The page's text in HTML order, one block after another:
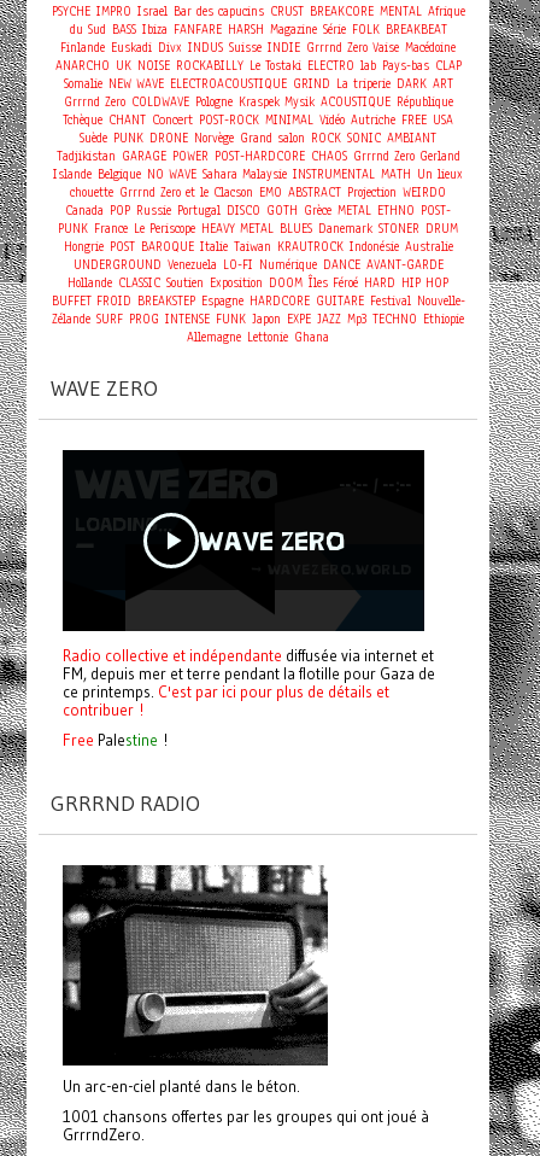
PSYCHE IMPRO Israel Bar des capucins CRUST BREAKCORE MENTAL Afrique
du Sud BASS Ibiza FANFARE HARSH Magazine Série FOLK BREAKBEAT
Finlande Euskadi Divx INDUS Suisse INDIE Grrrnd Zero Vaise Macédoine
ANARCHO UK NOISE ROCKABILLY Le Tostaki ELECTRO lab Pays-bas CLAP
Somalie NEW WAVE ELECTROACOUSTIQUE GRIND La triperie DARK ART
Grrrnd Zero COLDWAVE Pologne Kraspek Mysik ACOUSTIQUE République
Tchèque CHANT Concert POST-ROCK MINIMAL Vidéo Autriche FREE USA
Suède PUNK DRONE Norvège Grand salon ROCK SONIC AMBIANT
Tadjikistan GARAGE POWER POST-HARDCORE CHAOS Grrrnd Zero Gerland
Islande Belgique NO WAVE Sahara Malaysie INSTRUMENTAL MATH Un lieux
chouette Grrrnd Zero et le Clacson EMO ABSTRACT Projection WEIRDO
Canada POP Russie Portugal DISCO GOTH Grèce METAL ETHNO POST-
PUNK France Le Periscope HEAVY METAL BLUES Danemark STONER DRUM
Hongrie POST BAROQUE Italie Taiwan KRAUTROCK Indonésie Australie
UNDERGROUND Venezuela LO-FI Numérique DANCE AVANT-GARDE
Hollande CLASSIC Soutien Exposition DOOM Îles Féroé HARD HIP HOP
BUFFET FROID BREAKSTEP Espagne HARDCORE GUITARE Festival Nouvelle-
Zélande SURF PROG INTENSE FUNK Japon EXPE JAZZ Mp3 TECHNO Ethiopie
Allemagne Lettonie Ghana
WAVE ZERO
Radio collective et indépendante diffusée via internet et
FM, depuis mer et terre pendant la flotille pour Gaza de
ce printemps. C'est par ici pour plus de détails et
contribuer !
Free Palestine !
GRRRND RADIO
Un arc-en-ciel planté dans le béton.
1001 chansons offertes par les groupes qui ont joué à
GrrrndZero.